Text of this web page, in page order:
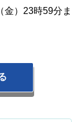
金）23時59分ま